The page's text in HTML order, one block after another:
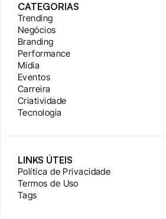
CATEGORIAS
Trending
Negócios
Branding
Performance
Mídia
Eventos
Carreira
Criatividade
Tecnologia
LINKS ÚTEIS
Política de Privacidade
Termos de Uso
Tags